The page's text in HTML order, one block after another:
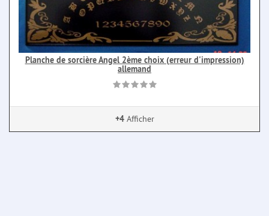
Planche de sorcière Angel 2ème choix (erreur d'impression)
allemand
+4Afficher